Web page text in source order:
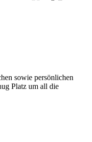
sowie persönlichen
Platz um all die